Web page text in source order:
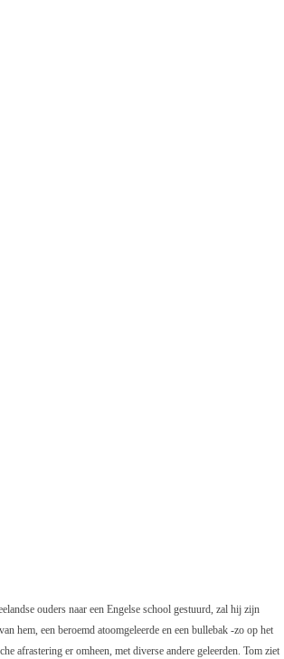
ouders naar een Engelse school gestuurd, zal hij zijn
hem, een beroemd atoomgeleerde en een bullebak -zo op het
afrastering er omheen, met diverse andere geleerden. Tom ziet